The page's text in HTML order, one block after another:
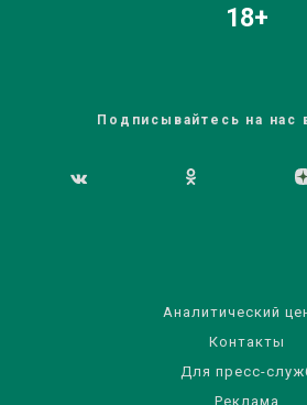
18+
Подписывайтесь на нас
Аналитический
Контакты
Для пресс-
Реклама